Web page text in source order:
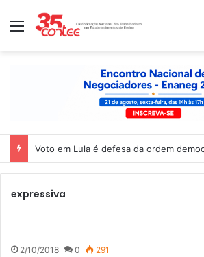
Menu
Voto em Lula é defesa da ordem
expressiva
2/10/2018 0 291